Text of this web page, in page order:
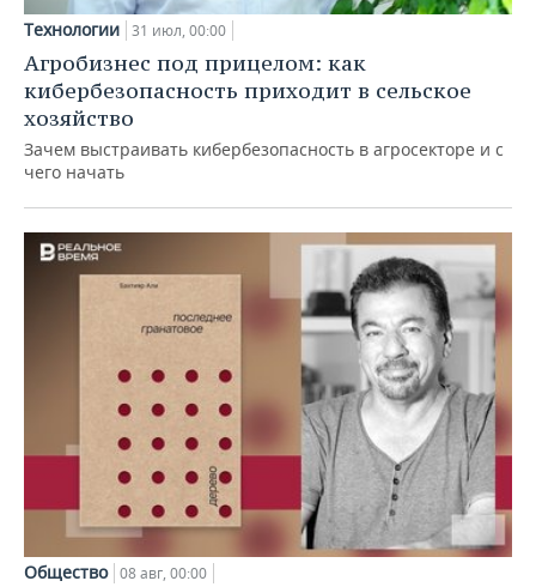
Технологии 31 июл, 00:00
Агробизнес под прицелом: как
кибербезопасность приходит в сельское
хозяйство
Зачем выстраивать кибербезопасность в агросекторе и с
чего начать
Общество 08 авг, 00:00